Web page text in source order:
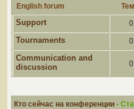
English forum
Support 0
Tournaments 0
Communication and
discussion
0
Кто сейчас на конференции -